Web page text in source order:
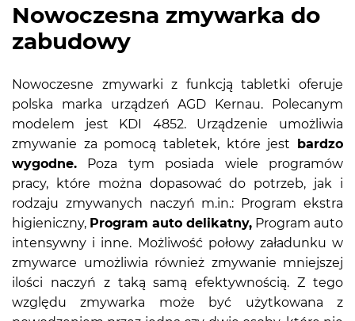
Nowoczesna zmywarka do
zabudowy
Nowoczesne zmywarki z funkcją tabletki oferuje
polska marka urządzeń AGD Kernau. Polecanym
modelem jest KDI 4852. Urządzenie umożliwia
zmywanie za pomocą tabletek, które jest bardzo
wygodne. Poza tym posiada wiele programów
pracy, które można dopasować do potrzeb, jak i
rodzaju zmywanych naczyń m.in.: Program ekstra
higieniczny, Program auto delikatny, Program auto
intensywny i inne. Możliwość połowy załadunku w
zmywarce umożliwia również zmywanie mniejszej
ilości naczyń z taką samą efektywnością. Z tego
względu zmywarka może być użytkowana z